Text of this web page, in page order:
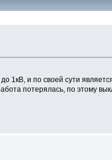
и по своей сути
потерялась, по этому